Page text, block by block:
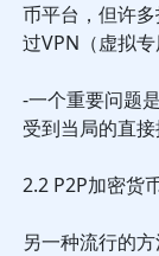
币平台，但许
过VPN（虚拟专
-一个重要问题
受到当局的直接
2.2 P2P加密货
另一种流行的